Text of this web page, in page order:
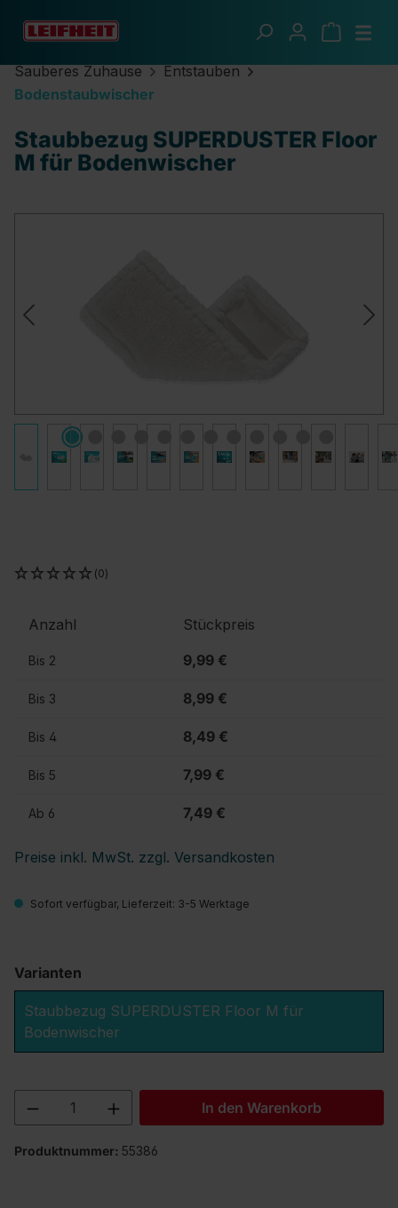
Zum Hauptinhalt springen
Sauberes Zuhause
Entstauben
Bodenstaubwischer
Staubbezug SUPERDUSTER Floor
M für Bodenwischer
Anzahl Stückpreis
Bis 2 9,99 €
Bis 3 8,99 €
Bis 4 8,49 €
Bis 5 7,99 €
Ab 6 7,49 €
Preise inkl. MwSt. zzgl. Versandkosten
(0)
Sofort verfügbar, Lieferzeit: 3-5 Werktage
Varianten
Staubbezug SUPERDUSTER Floor M für
Bodenwischer
Produkt Anzahl: Gib den gewünschten
In den Warenkorb
Produktnummer: 55386